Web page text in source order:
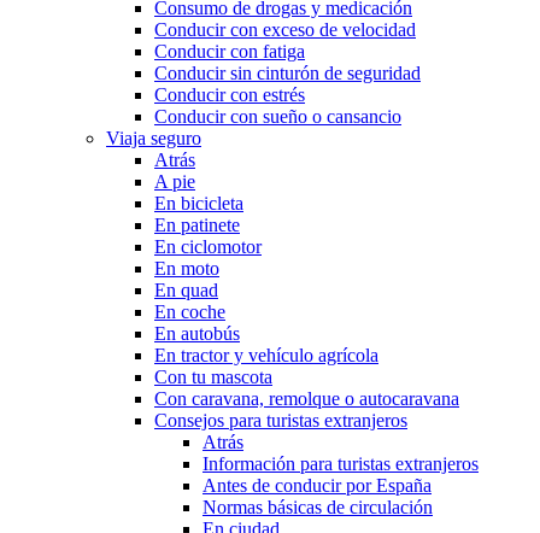
Consumo de drogas y medicación
Conducir con exceso de velocidad
Conducir con fatiga
Conducir sin cinturón de seguridad
Conducir con estrés
Conducir con sueño o cansancio
Viaja seguro
Atrás
A pie
En bicicleta
En patinete
En ciclomotor
En moto
En quad
En coche
En autobús
En tractor y vehículo agrícola
Con tu mascota
Con caravana, remolque o autocaravana
Consejos para turistas extranjeros
Atrás
Información para turistas extranjeros
Antes de conducir por España
Normas básicas de circulación